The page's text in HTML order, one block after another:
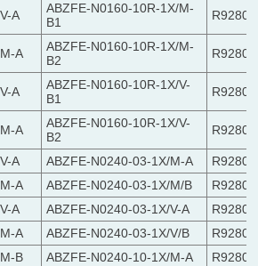
A
ABZFE-N0160-10R-1X/M-
B1
A
ABZFE-N0160-10R-1X/M-
B2
A
ABZFE-N0160-10R-1X/V-
B1
A
ABZFE-N0160-10R-1X/V-
B2
A ABZFE-N0240-03-1X/M-A
A
ABZFE-N0240-03-1X/M/B
A
ABZFE-N0240-03-1X/V-A
A
ABZFE-N0240-03-1X/V/B
B
ABZFE-N0240-10-1X/M-A